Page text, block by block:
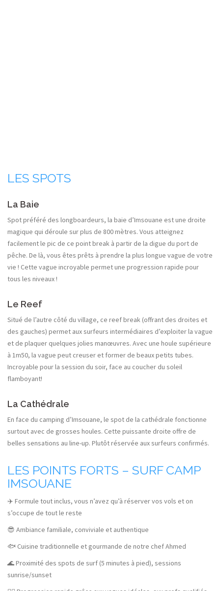
LES SPOTS
La Baie
Spot préféré des longboardeurs, la baie d’Imsouane est une droite
magique qui déroule sur plus de 800 mètres. Vous atteignez
facilement le pic de ce point break à partir de la digue du port de
pêche. De là, vous êtes prêts à prendre la plus longue vague de votre
vie ! Cette vague incroyable permet une progression rapide pour
tous les niveaux !
Le Reef
Situé de l’autre côté du village, ce reef break (offrant des droites et
des gauches) permet aux surfeurs intermédiaires d’exploiter la vague
et de plaquer quelques jolies manœuvres. Avec une houle supérieure
à 1m50, la vague peut creuser et former de beaux petits tubes.
Incroyable pour la session du soir, face au coucher du soleil
flamboyant!
La Cathédrale
En face du camping d’Imsouane, le spot de la cathédrale fonctionne
surtout avec de grosses houles. Cette puissante droite offre de
belles sensations au line-up. Plutôt réservée aux surfeurs confirmés.
LES POINTS FORTS – SURF CAMP
IMSOUANE
✈️ Formule tout inclus, vous n’avez qu’à réserver vos vols et on
s’occupe de tout le reste
😎 Ambiance familiale, conviviale et authentique
🐟 Cuisine traditionnelle et gourmande de notre chef Ahmed
🌊 Proximité des spots de surf (5 minutes à pied), sessions
sunrise/sunset